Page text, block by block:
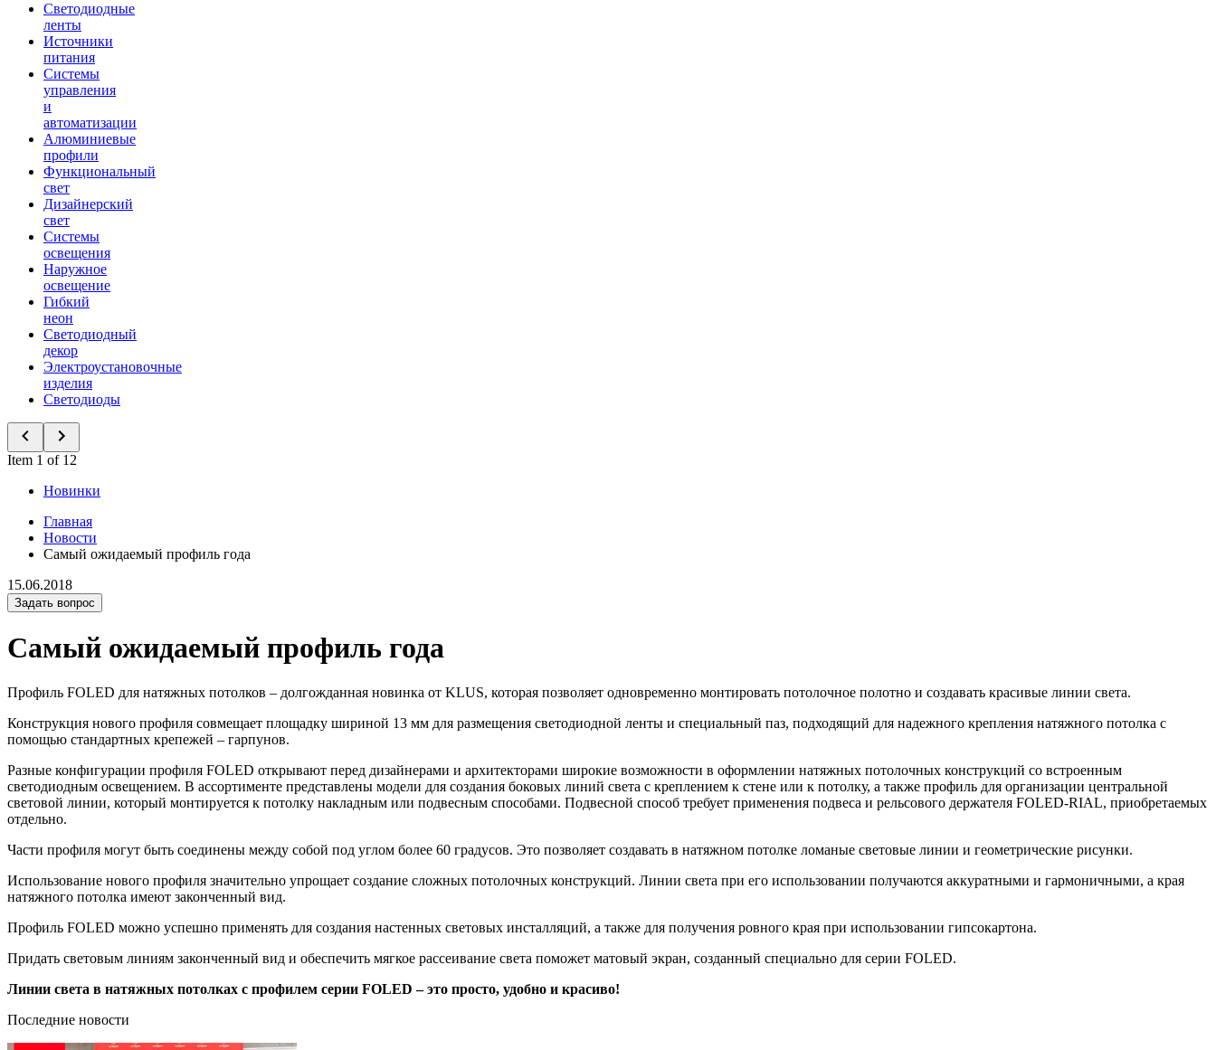
Светодиодные
ленты
Источники
питания
Системы
управления
и
автоматизации
Алюминиевые
профили
Функциональный
свет
Дизайнерский
свет
Системы
освещения
Наружное
освещение
Гибкий
неон
Светодиодный
декор
Электроустановочные
изделия
Светодиоды
Item 1 of 12
Новинки
Главная
Новости
Самый ожидаемый профиль года
15.06.2018
Задать вопрос
Самый ожидаемый профиль года
Профиль FOLED для натяжных потолков – долгожданная новинка от KLUS, которая позволяет одновременно монтировать потолочное полотно и создавать красивые линии света.
Конструкция нового профиля совмещает площадку шириной 13 мм для размещения светодиодной ленты и специальный паз, подходящий для надежного крепления натяжного потолка с
помощью стандартных крепежей – гарпунов.
Разные конфигурации профиля FOLED открывают перед дизайнерами и архитекторами широкие возможности в оформлении натяжных потолочных конструкций со встроенным
светодиодным освещением. В ассортименте представлены модели для создания боковых линий света с креплением к стене или к потолку, а также профиль для организации центральной
световой линии, который монтируется к потолку накладным или подвесным способами. Подвесной способ требует применения подвеса и рельсового держателя FOLED-RIAL, приобретаемых
отдельно.
Части профиля могут быть соединены между собой под углом более 60 градусов. Это позволяет создавать в натяжном потолке ломаные световые линии и геометрические рисунки.
Использование нового профиля значительно упрощает создание сложных потолочных конструкций. Линии света при его использовании получаются аккуратными и гармоничными, а края
натяжного потолка имеют законченный вид.
Профиль FOLED можно успешно применять для создания настенных световых инсталляций, а также для получения ровного края при использовании гипсокартона.
Придать световым линиям законченный вид и обеспечить мягкое рассеивание света поможет матовый экран, созданный специально для серии FOLED.
Линии света в натяжных потолках с профилем серии FOLED – это просто, удобно и красиво!
Последние новости